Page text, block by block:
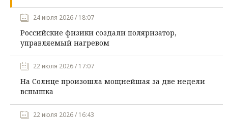
24 июля 2026 / 18:07
Российские физики создали поляризатор,
управляемый нагревом
22 июля 2026 / 17:07
На Солнце произошла мощнейшая за две недели
вспышка
22 июля 2026 / 16:43